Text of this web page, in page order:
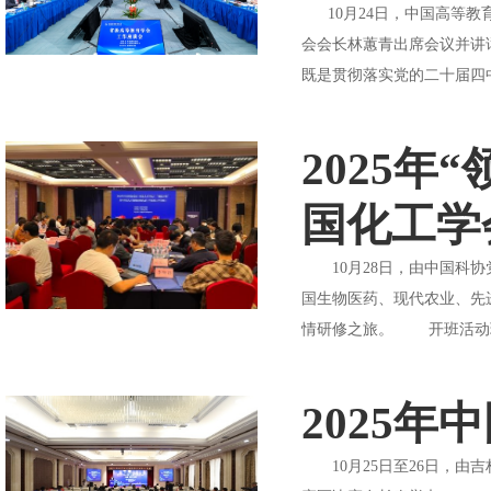
10月24日，中国高等教育
会会长林蕙青出席会议并
既是贯彻落实党的二十届
2025年“
国化工
10月28日，由中国科协
国生物医药、现代农业、
情研修之旅。 开班活动现
2025年
10月25日至26日，由吉